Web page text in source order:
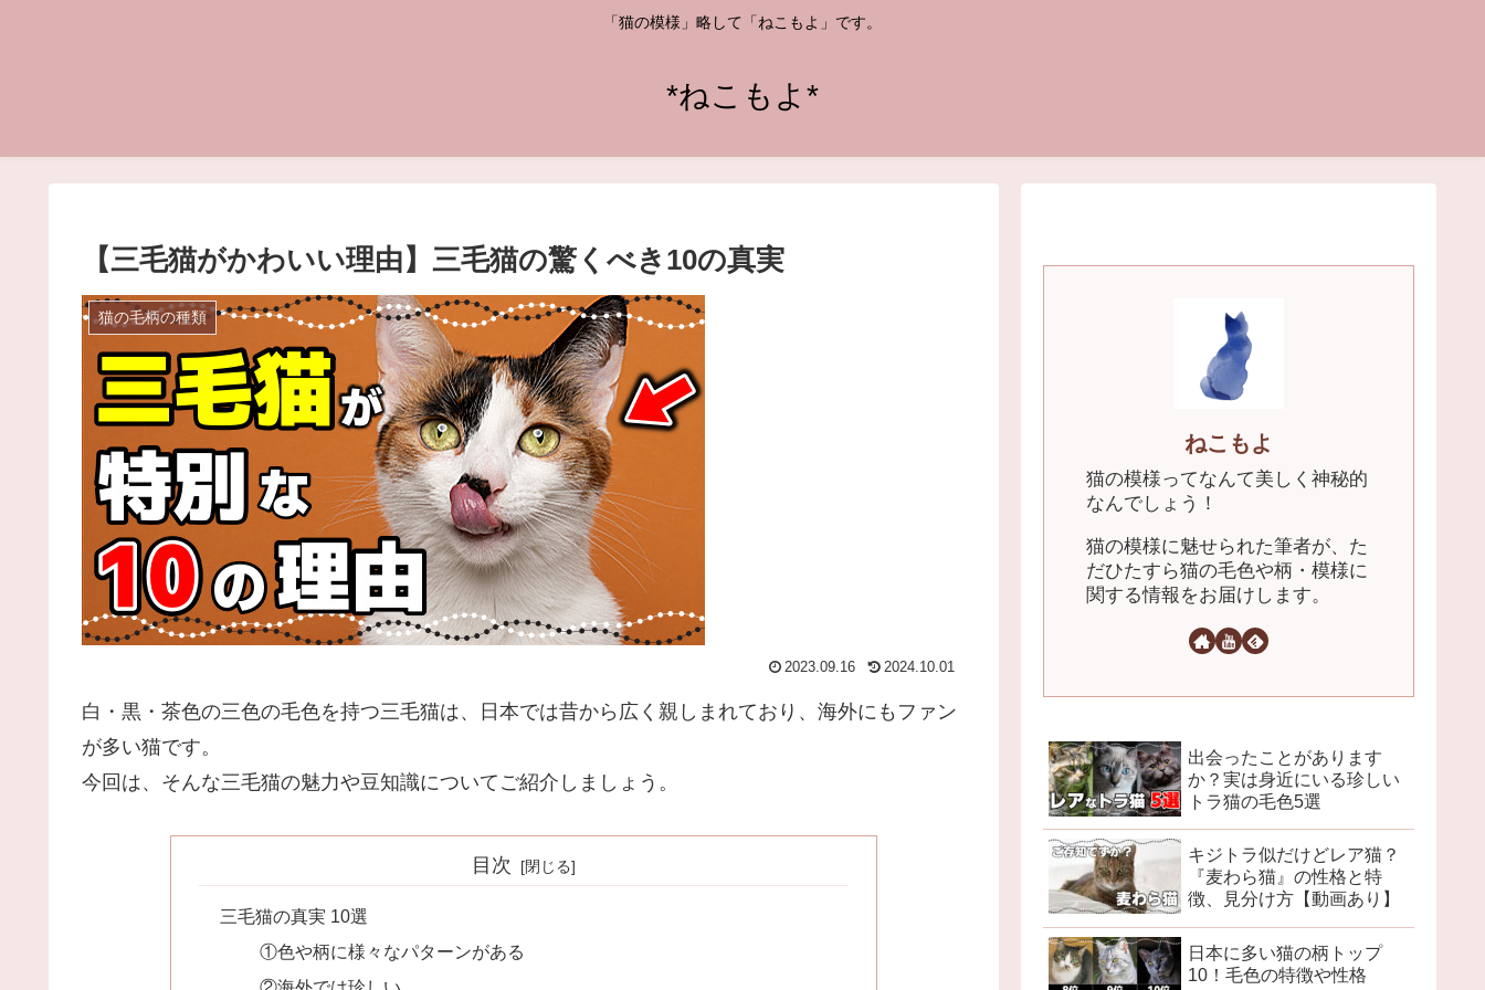
「猫の模様」略して「ねこもよ」です。
*ねこもよ*
【三毛猫がかわいい理由】三毛猫の驚くべき10の真実
猫の毛柄の種類
2023.09.16 2024.10.01
白・黒・茶色の三色の毛色を持つ三毛猫は、日本では昔から広く親しまれており、海外にもファン
が多い猫です。
今回は、そんな三毛猫の魅力や豆知識についてご紹介しましょう。
目次
三毛猫の真実 10選
①色や柄に様々なパターンがある
ねこもよ
猫の模様ってなんて美しく神秘的
なんでしょう！
猫の模様に魅せられた筆者が、た
だひたすら猫の毛色や柄・模様に
関する情報をお届けします。
出会ったことがあります
か？実は身近にいる珍しい
トラ猫の毛色5選
キジトラ似だけどレア猫？
『麦わら猫』の性格と特
徴、見分け方【動画あり】
日本に多い猫の柄トップ
10！毛色の特徴や性格